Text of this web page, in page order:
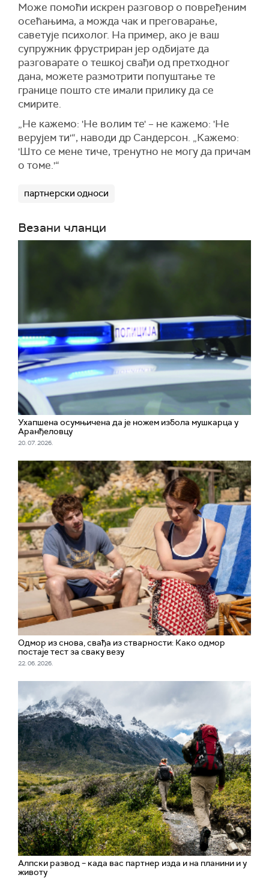
Може помоћи искрен разговор о повређеним
осећањима, а можда чак и преговарање,
саветује психолог. На пример, ако је ваш
супружник фрустриран јер одбијате да
разговарате о тешкој свађи од претходног
дана, можете размотрити попуштање те
границе пошто сте имали прилику да се
смирите.
„Не кажемо: 'Не волим те' – не кажемо: 'Не
верујем ти'“, наводи др Сандерсон. „Кажемо:
'Што се мене тиче, тренутно не могу да причам
о томе.'“
партнерски односи
Везани чланци
Ухапшена осумњичена да је ножем избола мушкарца у
Аранђеловцу
20. 07. 2026.
Одмор из снова, свађа из стварности: Како одмор
постаје тест за сваку везу
22. 06. 2026.
Алпски развод – када вас партнер изда и на планини и у
животу